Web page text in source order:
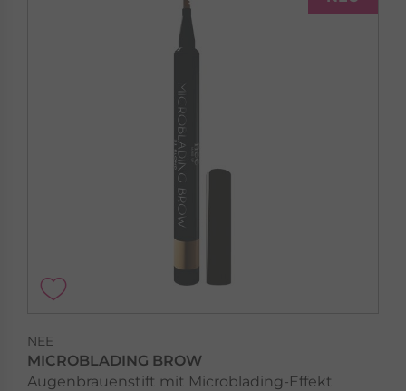
NEE
MICROBLADING BROW
Augenbrauenstift mit Microblading-Effekt